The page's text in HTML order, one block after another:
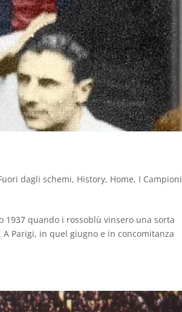
dagli schemi, History, Home, I Campioni
1937 quando i rossoblù vinsero una sorta
Parigi, in quel giugno e in concomitanza